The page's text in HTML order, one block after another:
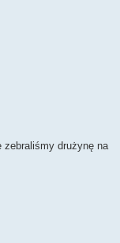
zebraliśmy drużynę na